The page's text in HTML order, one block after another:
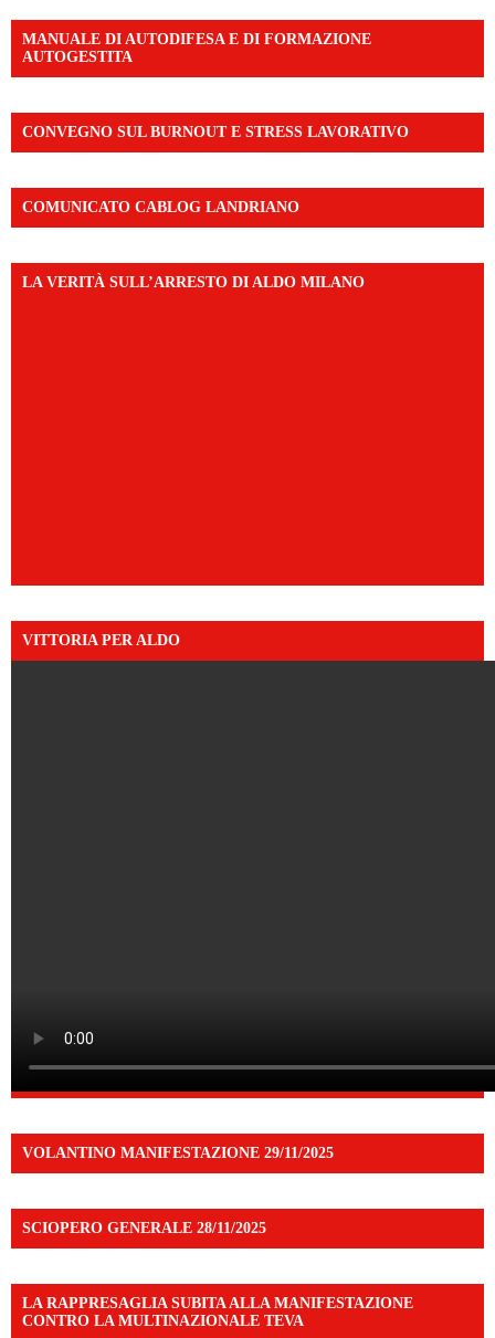
MANUALE DI AUTODIFESA E DI FORMAZIONE
AUTOGESTITA
CONVEGNO SUL BURNOUT E STRESS LAVORATIVO
COMUNICATO CABLOG LANDRIANO
LA VERITÀ SULL’ARRESTO DI ALDO MILANO
VITTORIA PER ALDO
VOLANTINO MANIFESTAZIONE 29/11/2025
SCIOPERO GENERALE 28/11/2025
LA RAPPRESAGLIA SUBITA ALLA MANIFESTAZIONE
CONTRO LA MULTINAZIONALE TEVA